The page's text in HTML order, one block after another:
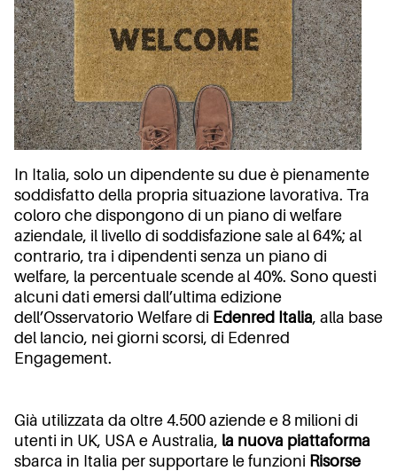
In Italia, solo un dipendente su due è pienamente
soddisfatto della propria situazione lavorativa. Tra
coloro che dispongono di un piano di welfare
aziendale, il livello di soddisfazione sale al 64%; al
contrario, tra i dipendenti senza un piano di
welfare, la percentuale scende al 40%. Sono questi
alcuni dati emersi dall’ultima edizione
dell’Osservatorio Welfare di Edenred Italia, alla base
del lancio, nei giorni scorsi, di Edenred
Engagement.
Già utilizzata da oltre 4.500 aziende e 8 milioni di
utenti in UK, USA e Australia, la nuova piattaforma
sbarca in Italia per supportare le funzioni Risorse